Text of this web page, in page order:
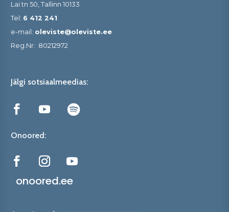
Lai tn 50, Tallinn 10133
Tel: 6 412 241
e-mail: oleviste@oleviste.ee
Reg.Nr: 80212972
Jälgi sotsiaalmeedias:
Onoored:
onoored.ee